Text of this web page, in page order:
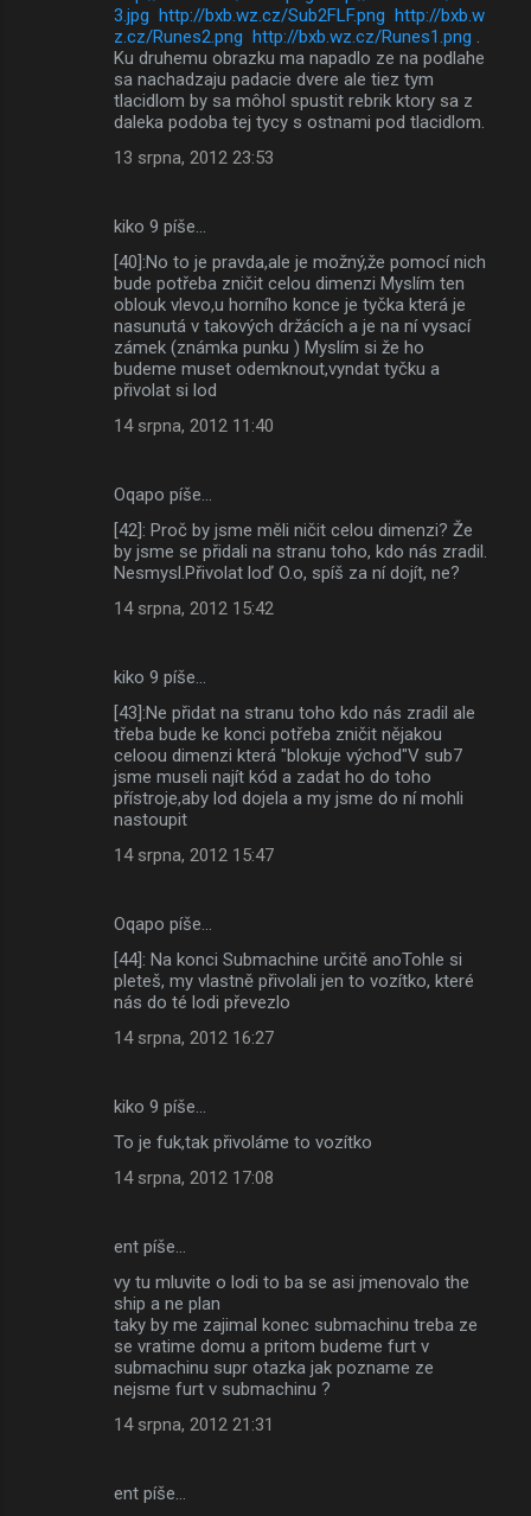
3.jpg http://bxb.wz.cz/Sub2FLF.png http://bxb.w
z.cz/Runes2.png http://bxb.wz.cz/Runes1.png
Ku druhemu obrazku ma napadlo ze na podlahe
sa nachadzaju padacie dvere ale tiez tym
tlacidlom by sa môhol spustit rebrik ktory sa z
daleka podoba tej tycy s ostnami pod tlacidlom.
13 srpna, 2012 23:53
kiko 9 píše…
[40]:No to je pravda,ale je možný,že pomocí nich
bude potřeba zničit celou dimenzi Myslím ten
oblouk vlevo,u horního konce je tyčka která je
nasunutá v takových držácích a je na ní vysací
zámek (známka punku ) Myslím si že ho
budeme muset odemknout,vyndat tyčku a
přivolat si lod
14 srpna, 2012 11:40
Oqapo píše…
[42]: Proč by jsme měli ničit celou dimenzi? Že
by jsme se přidali na stranu toho, kdo nás zradil.
Nesmysl.Přivolat loď O.o, spíš za ní dojít, ne?
14 srpna, 2012 15:42
kiko 9 píše…
[43]:Ne přidat na stranu toho kdo nás zradil ale
třeba bude ke konci potřeba zničit nějakou
celoou dimenzi která "blokuje východ"V sub7
jsme museli najít kód a zadat ho do toho
přístroje,aby lod dojela a my jsme do ní mohli
nastoupit
14 srpna, 2012 15:47
Oqapo píše…
[44]: Na konci Submachine určitě anoTohle si
pleteš, my vlastně přivolali jen to vozítko, které
nás do té lodi převezlo
14 srpna, 2012 16:27
kiko 9 píše…
To je fuk,tak přivoláme to vozítko
14 srpna, 2012 17:08
ent píše…
vy tu mluvite o lodi to ba se asi jmenovalo the
ship a ne plan
taky by me zajimal konec submachinu treba ze
se vratime domu a pritom budeme furt v
submachinu supr otazka jak pozname ze
nejsme furt v submachinu ?
14 srpna, 2012 21:31
ent píše…